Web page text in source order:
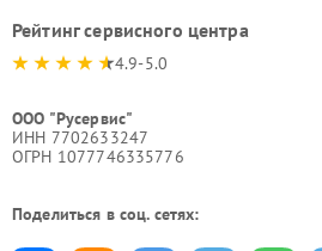
Рейтинг сервисного центра
4.9-5.0
ООО "Русервис"
ИНН 7702633247
ОГРН 1077746335776
Поделиться в соц. сетях: